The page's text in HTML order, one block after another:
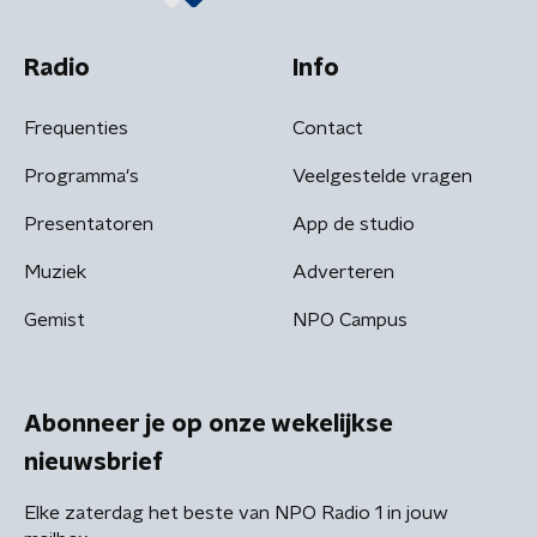
Radio
Frequenties
Programma's
Presentatoren
Muziek
Gemist
Info
Contact
Veelgestelde vragen
App de studio
Adverteren
NPO Campus
Abonneer je op onze wekelijkse
nieuwsbrief
Elke zaterdag het beste van NPO Radio 1 in jouw